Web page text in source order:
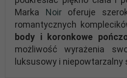
Marka Noiroferuje
romantycznych
body i koronkowe
możliwość wyrażenia
luksusowy i niepowtarzalny